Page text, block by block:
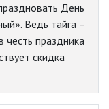
День
Ведь тайга –
честь праздника
скидка